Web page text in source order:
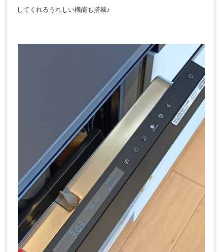
してくれるうれしい機能も搭載♪